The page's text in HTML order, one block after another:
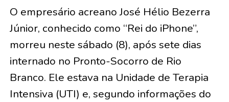
O empresário acreano José Hélio Bezerra
Júnior, conhecido como “Rei do iPhone”,
morreu neste sábado (8), após sete dias
internado no Pronto-Socorro de Rio
Branco. Ele estava na Unidade de Terapia
Intensiva (UTI) e, segundo informações do